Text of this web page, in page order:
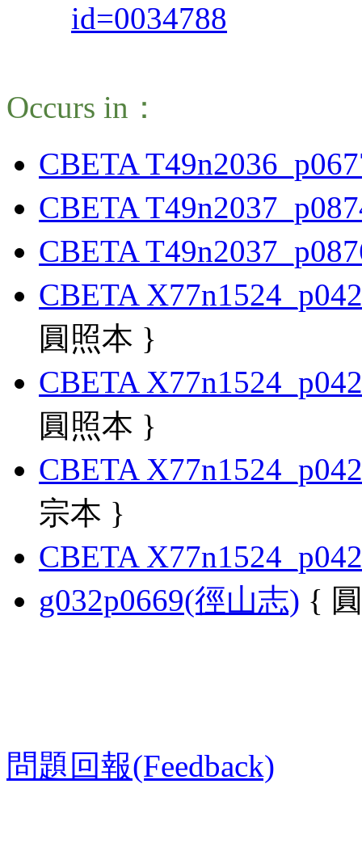
id=0034788
Occurs in：
CBETA
CBETA
CBETA
CBETA
圓照本 }
CBETA
圓照本 }
CBETA
宗本 }
CBETA
g032p0669(徑山志) {
問題回報(Feedback)